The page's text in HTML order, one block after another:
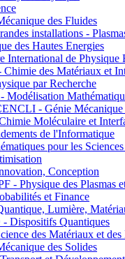
des Fluides
installations -
des Hautes Energies
de Physique
des Matériaux et
par Recherche
- Génie Mécanique
Moléculaire et
de l'Informatique
pour les
Conception
- Physique des Plasmas
et Finance
Lumière,
Quantiques
des Matériaux et des
des Solides